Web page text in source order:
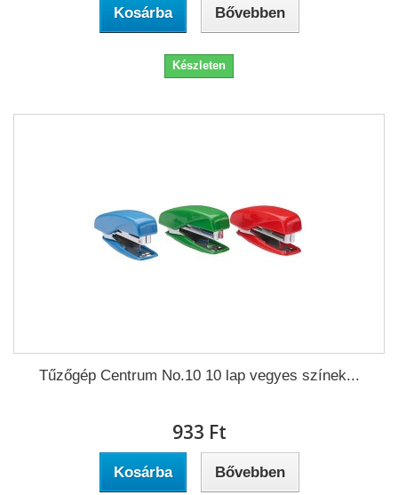
Kosárba Bővebben
Készleten
Tűzőgép Centrum No.10 10 lap vegyes színek...
933 Ft‎
Kosárba Bővebben